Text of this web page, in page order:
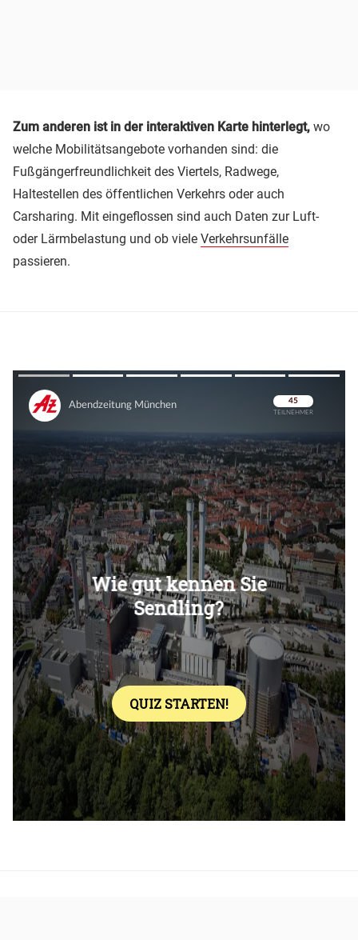
Zum anderen ist in der interaktiven Karte hinterlegt, wo
welche Mobilitätsangebote vorhanden sind: die
Fußgängerfreundlichkeit des Viertels, Radwege,
Haltestellen des öffentlichen Verkehrs oder auch
Carsharing. Mit eingeflossen sind auch Daten zur Luft-
oder Lärmbelastung und ob viele Verkehrsunfälle
passieren.
Überspringen
Überspringen